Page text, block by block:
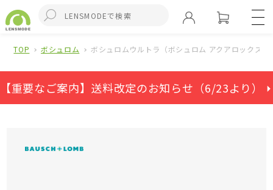
TOP ボシュロム ボシュロムウルトラ（ボシュロム アクアロックス）
【重要なご案内】送料改定のお知らせ（6/23より） ⏵